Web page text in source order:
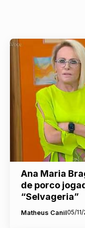
Ana Maria
de porco
“Selvageria”
Matheus Canil05/